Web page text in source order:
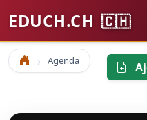
EDUCH.CH 🇨🇭
Accueil Agenda